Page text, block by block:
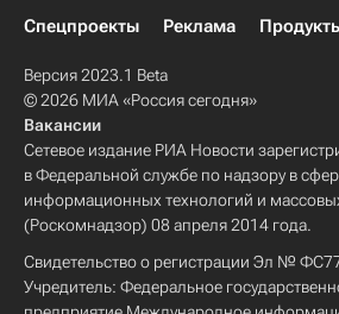
Спецпроекты
Реклама
Версия 2023.1 Beta
© 2026 МИА «Россия сегодня»
Вакансии
Сетевое издание РИА Новости
в Федеральной службе по надзору в
информационных технологий и
(Роскомнадзор) 08 апреля 2014 года.
Свидетельство о регистрации Эл №
Учредитель: Федеральное